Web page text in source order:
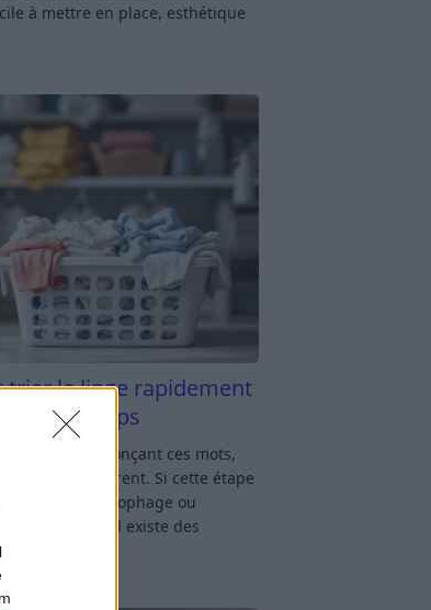
à mettre en place, esthétique
trier le linge rapidement
du temps
qu’en prononçant ces mots,
nous soupirent. Si cette étape
semble chronophage ou
vous : il existe des